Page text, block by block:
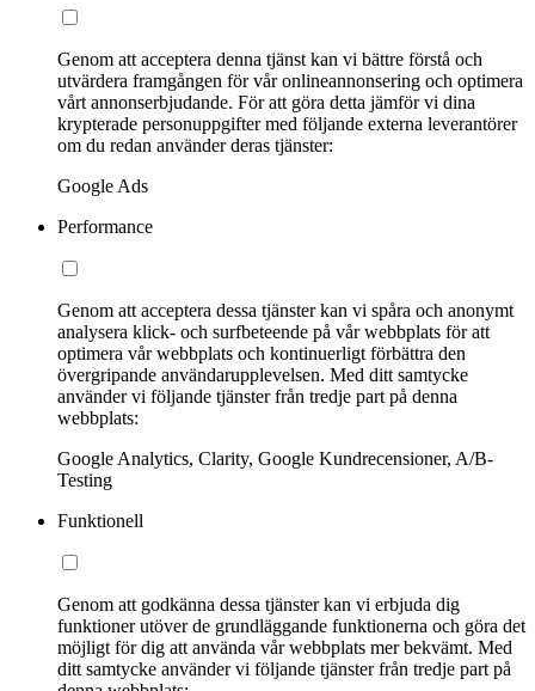
Genom att acceptera denna tjänst kan vi bättre förstå och
utvärdera framgången för vår onlineannonsering och optimera
vårt annonserbjudande. För att göra detta jämför vi dina
krypterade personuppgifter med följande externa leverantörer
om du redan använder deras tjänster:
Google Ads
Performance
Genom att acceptera dessa tjänster kan vi spåra och anonymt
analysera klick- och surfbeteende på vår webbplats för att
optimera vår webbplats och kontinuerligt förbättra den
övergripande användarupplevelsen. Med ditt samtycke
använder vi följande tjänster från tredje part på denna
webbplats:
Google Analytics, Clarity, Google Kundrecensioner, A/B-
Testing
Funktionell
Genom att godkänna dessa tjänster kan vi erbjuda dig
funktioner utöver de grundläggande funktionerna och göra det
möjligt för dig att använda vår webbplats mer bekvämt. Med
ditt samtycke använder vi följande tjänster från tredje part på